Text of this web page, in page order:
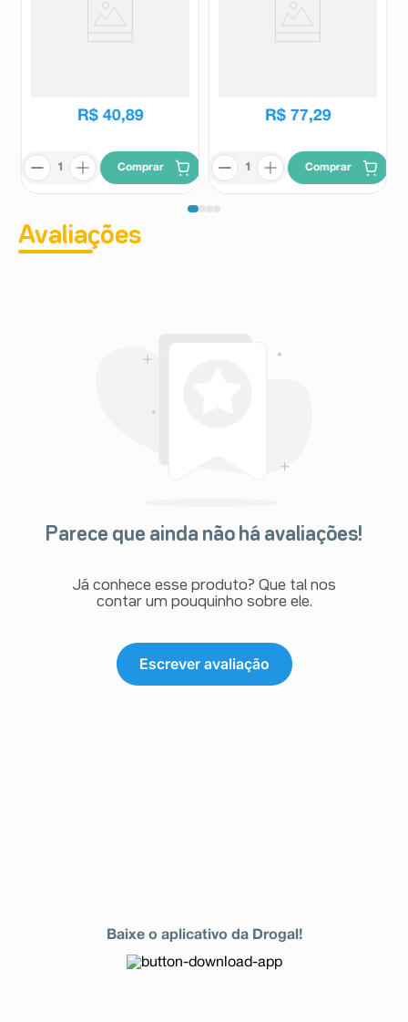
R$ 40,89
Comprar
R$ 77,29
Comprar
Avaliações
Parece que ainda não há avaliações!
Já conhece esse produto? Que tal nos
contar um pouquinho sobre ele.
Escrever avaliação
Baixe o aplicativo da Drogal!